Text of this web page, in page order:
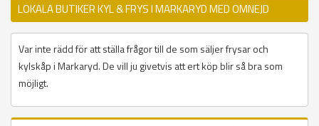
LOKALA BUTIKER KYL & FRYS I MARKARYD MED OMNEJD
Var inte rädd för att ställa frågor till de som säljer frysar och
kylskåp i Markaryd. De vill ju givetvis att ert köp blir så bra som
möjligt.